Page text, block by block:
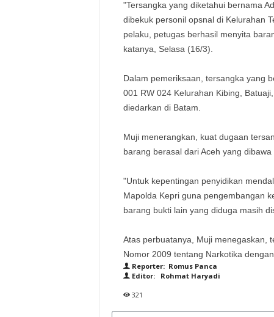
"Tersangka yang diketahui bernama
dibekuk personil opsnal di Kelurahan
pelaku, petugas berhasil menyita
katanya, Selasa (16/3).
Dalam pemeriksaan, tersangka yang
001 RW 024 Kelurahan Kibing,
diedarkan di Batam.
Muji menerangkan, kuat dugaan
barang berasal dari Aceh yang
"Untuk kepentingan penyidikan
Mapolda Kepri guna pengembangan
barang bukti lain yang diduga masih
Atas perbuatanya, Muji menegaskan,
Nomor 2009 tentang Narkotika
Reporter: Romus Panca
Editor: Rohmat Haryadi
321